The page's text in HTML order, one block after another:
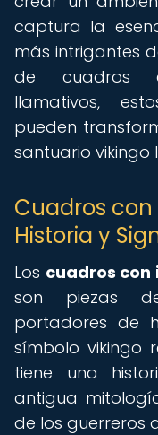
captura la
más intrigantes
de cuadros
llamativos,
pueden
santuario vikingo
Cuadros
Historia y
Los cuadros
son piezas
portadores de
símbolo vikingo
tiene una
antigua
de los guerreros